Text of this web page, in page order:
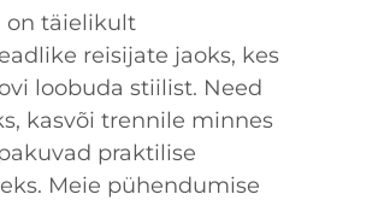
on täielikult
reisijate jaoks, kes
loobuda stiilist. Need
kasvõi trennile minnes
praktilise
Meie pühendumise